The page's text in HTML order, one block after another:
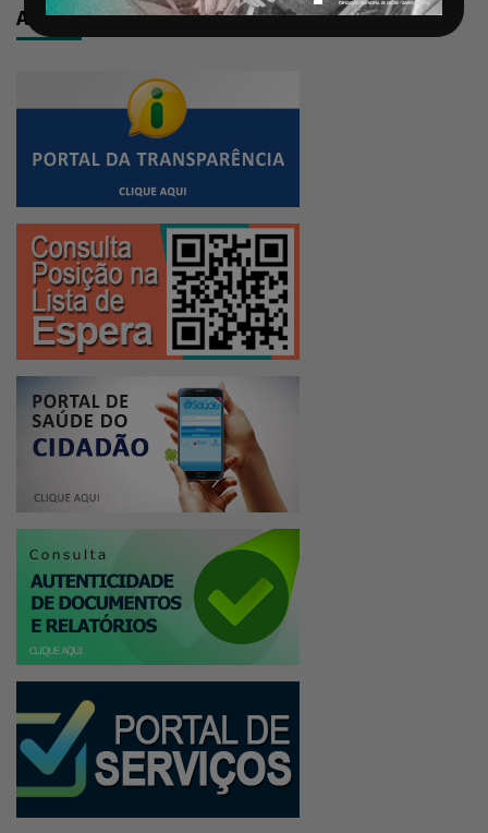
Acesso Rápido